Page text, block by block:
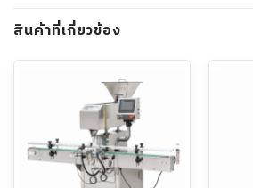
สินค้าที่เกี่ยวข้อง